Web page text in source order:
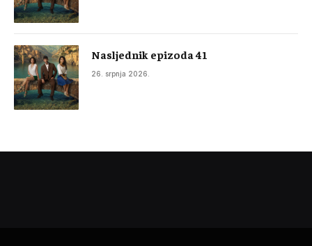
Nasljednik epizoda 41
26. srpnja 2026.